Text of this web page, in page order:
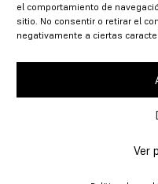
el comportamiento de
sitio. No consentir o retirar el
negativamente a ciertas
Ver
ENVÍOS